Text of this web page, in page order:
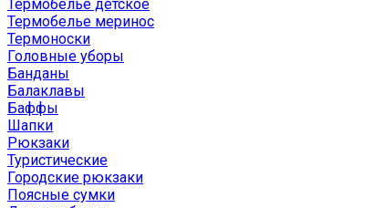
Термобелье детское
Термобелье меринос
Термоноски
Головные уборы
Банданы
Балаклавы
Баффы
Шапки
Рюкзаки
Туристические
Городские рюкзаки
Поясные сумки